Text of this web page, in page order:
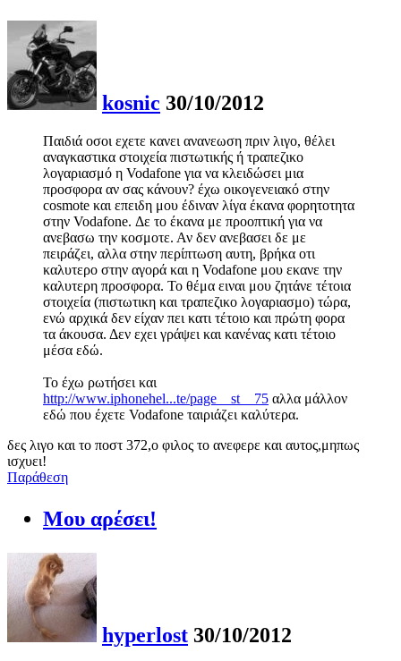
kosnic 30/10/2012
Παιδιά οσοι εχετε κανει ανανεωση πριν λιγο, θέλει
αναγκαστικα στοιχεία πιστωτικής ή τραπεζικο
λογαριασμό η Vodafone για να κλειδώσει μια
προσφορα αν σας κάνουν? έχω οικογενειακό στην
cosmote και επειδη μου έδιναν λίγα έκανα φορητοτητα
στην Vodafone. Δε το έκανα με προοπτική για να
ανεβασω την κοσμοτε. Αν δεν ανεβασει δε με
πειράζει, αλλα στην περίπτωση αυτη, βρήκα οτι
καλυτερο στην αγορά και η Vodafone μου εκανε την
καλυτερη προσφορα. Το θέμα ειναι μου ζητάνε τέτοια
στοιχεία (πιστωτικη και τραπεζικο λογαριασμο) τώρα,
ενώ αρχικά δεν είχαν πει κατι τέτοιο και πρώτη φορα
τα άκουσα. Δεν εχει γράψει και κανένας κατι τέτοιο
μέσα εδώ.
Το έχω ρωτήσει και
http://www.iphonehel...te/page__st__75 αλλα μάλλον
εδώ που έχετε Vodafone ταιριάζει καλύτερα.
δες λιγο και το ποστ 372,ο φιλος το ανεφερε και αυτος,μηπως
ισχυει!
Παράθεση
Μου αρέσει!
hyperlost 30/10/2012